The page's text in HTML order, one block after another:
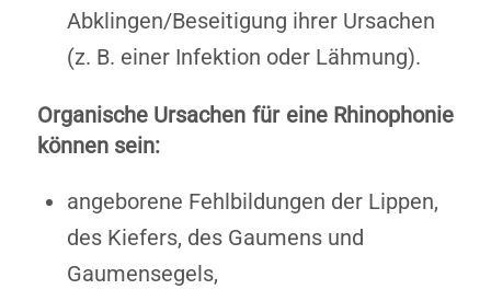
Abklingen/Beseitigung ihrer Ursachen
(z. B. einer Infektion oder Lähmung).
Organische Ursachen für eine Rhinophonie
können sein:
angeborene Fehlbildungen der Lippen,
des Kiefers, des Gaumens und
Gaumensegels,